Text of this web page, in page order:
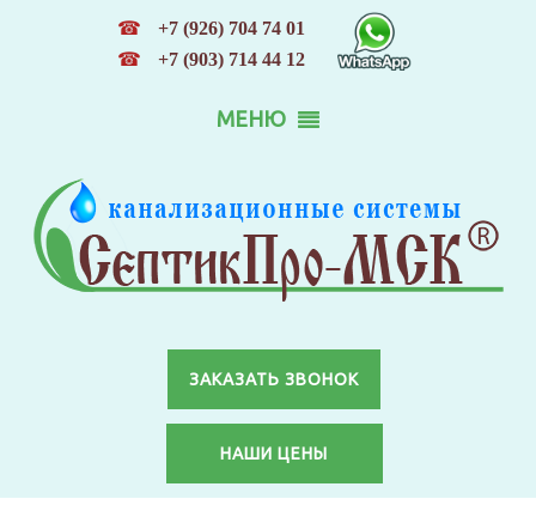
☎ +7 (926) 704 74 01
☎ +7 (903) 714 44 12
МЕНЮ
ЗАКАЗАТЬ ЗВОНОК
НАШИ ЦЕНЫ